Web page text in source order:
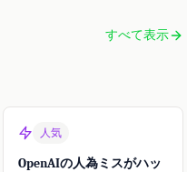
すべて表示
人気
OpenAIの人為ミスがハッ